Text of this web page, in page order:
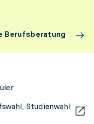
Berufsberatung
Studienwahl